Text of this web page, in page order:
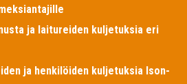
ja laitureiden kuljetuksia eri
ja henkilöiden kuljetuksia Ison-